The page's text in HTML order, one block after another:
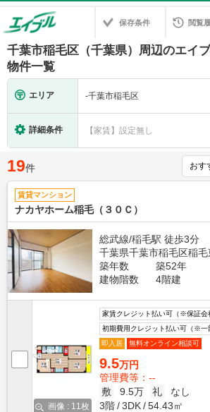
保存条件 閲覧
千葉市稲毛区（千葉県）周辺のエイ
物件一覧
エリア -千葉市稲毛区
詳細条件 【家賃】設定無し
19件
賃貸マンション
ナカヤホーム稲毛（３０Ｃ）
総武線/稲毛駅 徒歩3分
千葉県千葉市稲毛区稲毛
築年数
築52年
建物階数
4階建
画像 : 11枚
家賃クレジット払い可（※保証会
初期費用クレジット払い可（※一
即入居
無料オンライン相談可
9.5万円
管理費等：--
敷
9.5万 礼
なし
3階
3DK 54.43㎡